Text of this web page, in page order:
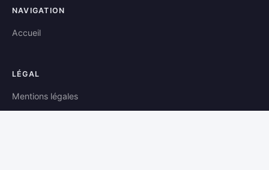
NAVIGATION
Accueil
LÉGAL
Mentions légales